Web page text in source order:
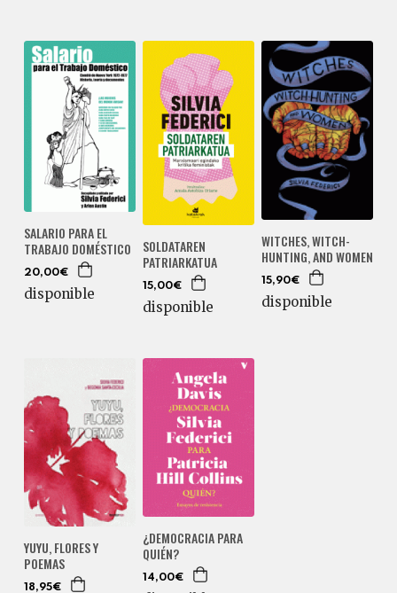
SALARIO PARA EL
TRABAJO DOMÉSTICO
20,00€
disponible
SOLDATAREN
PATRIARKATUA
15,00€
disponible
WITCHES, WITCH-
HUNTING, AND WOMEN
15,90€
disponible
YUYU, FLORES Y
POEMAS
18,95€
¿DEMOCRACIA PARA
QUIÉN?
14,00€